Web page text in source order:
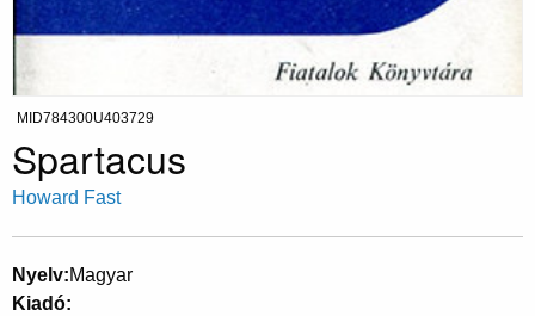
MID784300U403729
Spartacus
Howard Fast
Nyelv Magyar
Kiadó